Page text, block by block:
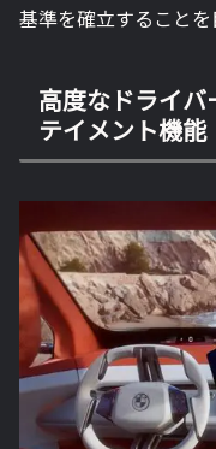
基準を確立することを
高度なドライバ
テイメント機能